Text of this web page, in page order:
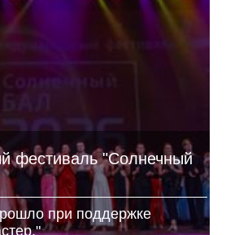
фестиваль "Солнечный
при поддержке